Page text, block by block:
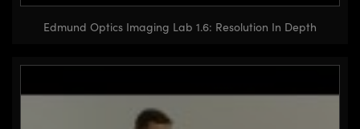
Edmund Optics Imaging Lab 1.6: Resolution In Depth